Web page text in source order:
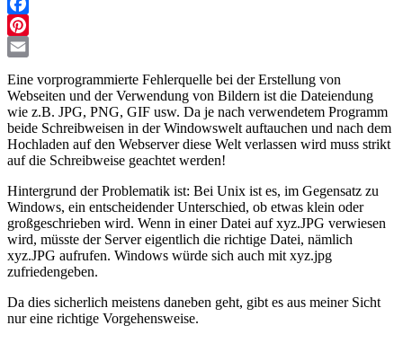
Facebook
Pinterest
Eine vorprogrammierte Fehlerquelle bei der Erstellung von
Webseiten und der Verwendung von Bildern ist die Dateiendung
wie z.B. JPG, PNG, GIF usw. Da je nach verwendetem Programm
beide Schreibweisen in der Windowswelt auftauchen und nach dem
Hochladen auf den Webserver diese Welt verlassen wird muss strikt
auf die Schreibweise geachtet werden!
Hintergrund der Problematik ist: Bei Unix ist es, im Gegensatz zu
Windows, ein entscheidender Unterschied, ob etwas klein oder
großgeschrieben wird. Wenn in einer Datei auf xyz.JPG verwiesen
wird, müsste der Server eigentlich die richtige Datei, nämlich
xyz.JPG aufrufen. Windows würde sich auch mit xyz.jpg
zufriedengeben.
Da dies sicherlich meistens daneben geht, gibt es aus meiner Sicht
nur eine richtige Vorgehensweise.